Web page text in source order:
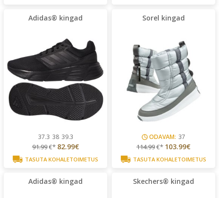
Adidas® kingad
37.3 38 39.3
91.99€* 82.99€
TASUTA KOHALETOIMETUS
Sorel kingad
ODAVAM: 37
114.99€* 103.99€
TASUTA KOHALETOIMETUS
Adidas® kingad Skechers® kingad